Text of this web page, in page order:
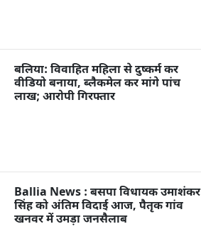
बलिया: विवाहित महिला से दुष्कर्म कर
वीडियो बनाया, ब्लैकमेल कर मांगे पांच
लाख; आरोपी गिरफ्तार
Ballia News : बसपा विधायक उमाशंकर
सिंह को अंतिम विदाई आज, पैतृक गांव
खनवर में उमड़ा जनसैलाब